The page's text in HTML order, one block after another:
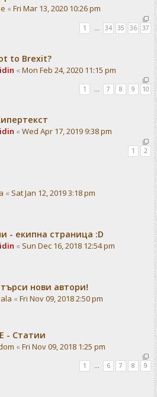
« Fri Mar 13, 2020 10:26 pm
1 34 35 36 37
to Brexit?
« Mon Feb 24, 2020 11:15 pm
1 … 7 8 9 10
« Wed Apr 17, 2019 9:38 pm
1 2
« Sat Jan 12, 2019 3:18 pm
- екипна страница :D
« Sun Dec 16, 2018 12:54 pm
нови автори!
« Fri Nov 09, 2018 2:50 pm
- Статии
« Fri Nov 09, 2018 1:25 pm
1 … 6 7 8 9